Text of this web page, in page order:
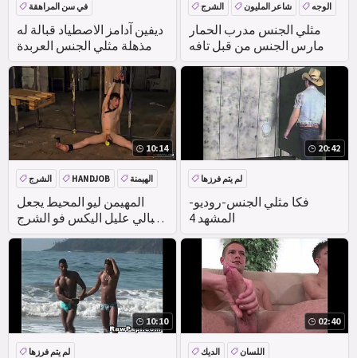
ديفين آدامز الاصطياد قبالة له
مذهلة مثلي الجنس العربدة
في سن المراهقة
مثلي الجنس مدرب الحمار
مارس الجنس من قبل تافه
الشرج شاعر المليون
الوجه
ناضجة
10:14
المهيمن ليو المحيط يجعل
حبالي عليل اليكس فو الشرج
ركوب دسار
الشرج HANDJOB
الهيمنة
BDSM
20:42
فكا مثلي الجنس-روديو-
المشهد 4
لم يتم فرزها
10:10
لم يتم فرزها
02:40
الديك اللسان